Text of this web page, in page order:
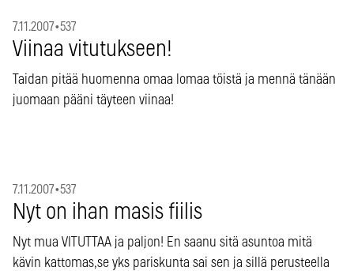
7.11.2007•537
Viinaa vitutukseen!
Taidan pitää huomenna omaa lomaa töistä ja mennä tänään
juomaan pääni täyteen viinaa!
7.11.2007•537
Nyt on ihan masis fiilis
Nyt mua VITUTTAA ja paljon! En saanu sitä asuntoa mitä
kävin kattomas,se yks pariskunta sai sen ja sillä perusteella